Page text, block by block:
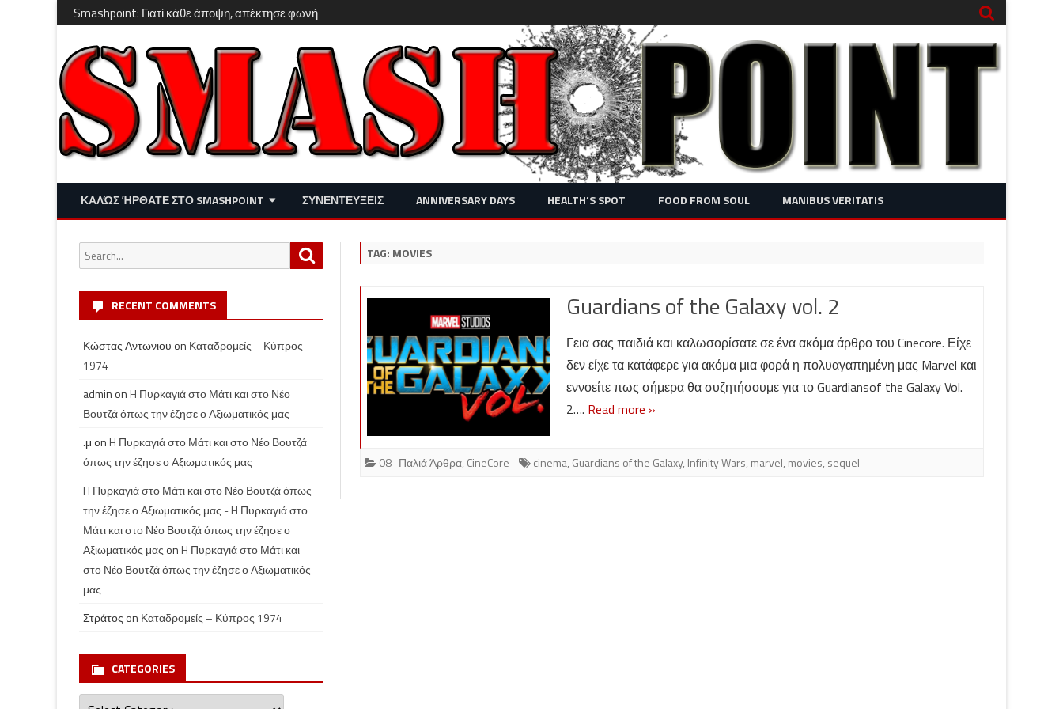
Smashpoint: Γιατί κάθε άποψη, απέκτησε φωνή
Skip
content
ΚΑΛΏΣ ΉΡΘΑΤΕ ΣΤΟ SMASHPOINT
ΔΙΑΣΚΈΔΑΣΗ – LIFESTYLE
ΣΥΝΕΝΤΕΥΞΕΙΣ ANNIVERSARY DAYS HEALTH’S SPOT FOOD FROM SOUL MANIBUS VERITATIS
TAG: MOVIES
Guardians of the Galaxy vol. 2
Γεια σας παιδιά και καλωσορίσατε σε ένα ακόμα άρθρο του Cinecore. Είχε
δεν είχε τα κατάφερε για ακόμα μια φορά η πολυαγαπημένη μας Marvel και
εννοείτε πως σήμερα θα συζητήσουμε για το Guardiansof the Galaxy Vol.
2…. Read more »
08_Παλιά Άρθρα, CineCore cinema, Guardians of the Galaxy, Infinity Wars, marvel, movies, sequel
Search
for:
RECENT COMMENTS
Κώστας Αντωνιου on Καταδρομείς – Κύπρος
1974
admin onH Πυρκαγιά στο Μάτι και στο Νέο
Βουτζά όπως την έζησε ο Αξιωματικός μας
.μ onH Πυρκαγιά στο Μάτι και στο Νέο Βουτζά
όπως την έζησε ο Αξιωματικός μας
H Πυρκαγιά στο Μάτι και στο Νέο Βουτζά όπως
την έζησε ο Αξιωματικός μας - H Πυρκαγιά στο
Μάτι και στο Νέο Βουτζά όπως την έζησε ο
Αξιωματικός μας onH Πυρκαγιά στο Μάτι και
στο Νέο Βουτζά όπως την έζησε ο Αξιωματικός
μας
Στράτος on Καταδρομείς – Κύπρος 1974
CATEGORIES
Categories